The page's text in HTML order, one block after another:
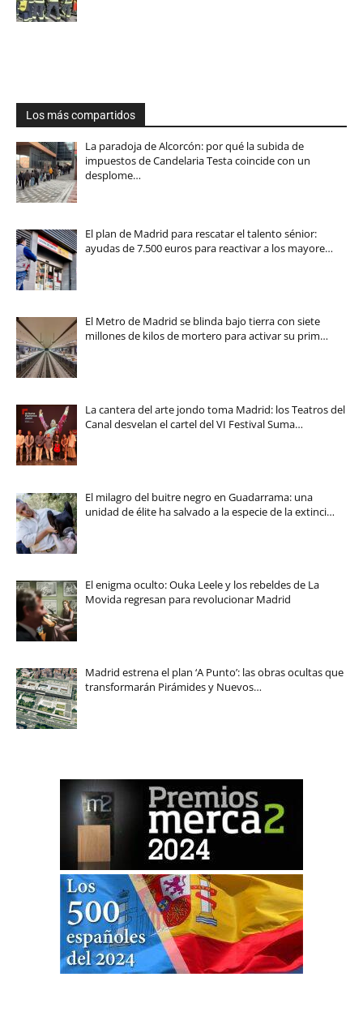
Los más compartidos
La paradoja de Alcorcón: por qué la subida de
impuestos de Candelaria Testa coincide con un
desplome…
El plan de Madrid para rescatar el talento sénior:
ayudas de 7.500 euros para reactivar a los mayore…
El Metro de Madrid se blinda bajo tierra con siete
millones de kilos de mortero para activar su prim…
La cantera del arte jondo toma Madrid: los Teatros del
Canal desvelan el cartel del VI Festival Suma…
El milagro del buitre negro en Guadarrama: una
unidad de élite ha salvado a la especie de la extinci…
El enigma oculto: Ouka Leele y los rebeldes de La
Movida regresan para revolucionar Madrid
Madrid estrena el plan ‘A Punto’: las obras ocultas que
transformarán Pirámides y Nuevos…